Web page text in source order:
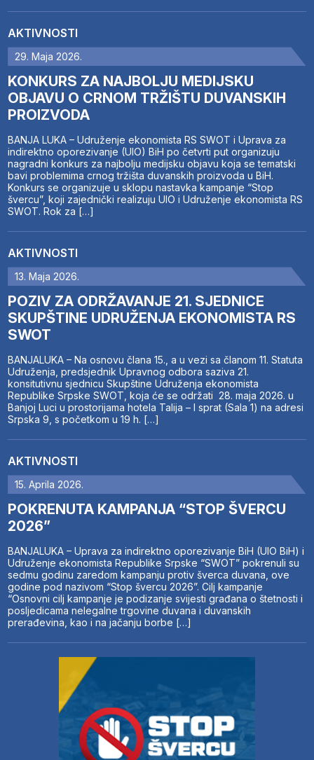
AKTIVNOSTI
29. Maja 2026.
KONKURS ZA NAJBOLJU MEDIJSKU
OBJAVU O CRNOM TRŽIŠTU DUVANSKIH
PROIZVODA
BANJA LUKA – Udruženje ekonomista RS SWOT i Uprava za
indirektno oporezivanje (UIO) BiH po četvrti put organizuju
nagradni konkurs za najbolju medijsku objavu koja se tematski
bavi problemima crnog tržišta duvanskih proizvoda u BiH.
Konkurs se organizuje u sklopu nastavka kampanje “Stop
švercu”, koji zajednički realizuju UIO i Udruženje ekonomista RS
SWOT. Rok za […]
AKTIVNOSTI
13. Maja 2026.
POZIV ZA ODRŽAVANJE 21. SJEDNICE
SKUPŠTINE UDRUŽENJA EKONOMISTA RS
SWOT
BANJALUKA – Na osnovu člana 15., a u vezi sa članom 11. Statuta
Udruženja, predsjednik Upravnog odbora saziva 21.
konsitutivnu sjednicu Skupštine Udruženja ekonomista
Republike Srpske SWOT, koja će se održati 28. maja 2026. u
Banjoj Luci u prostorijama hotela Talija – I sprat (Sala 1) na adresi
Srpska 9, s početkom u 19 h. […]
AKTIVNOSTI
15. Aprila 2026.
POKRENUTA KAMPANJA “STOP ŠVERCU
2026”
BANJALUKA – Uprava za indirektno oporezivanje BiH (UIO BiH) i
Udruženje ekonomista Republike Srpske “SWOT” pokrenuli su
sedmu godinu zaredom kampanju protiv šverca duvana, ove
godine pod nazivom “Stop švercu 2026”. Cilj kampanje
“Osnovni cilj kampanje je podizanje svijesti građana o štetnosti i
posljedicama nelegalne trgovine duvana i duvanskih
prerađevina, kao i na jačanju borbe […]